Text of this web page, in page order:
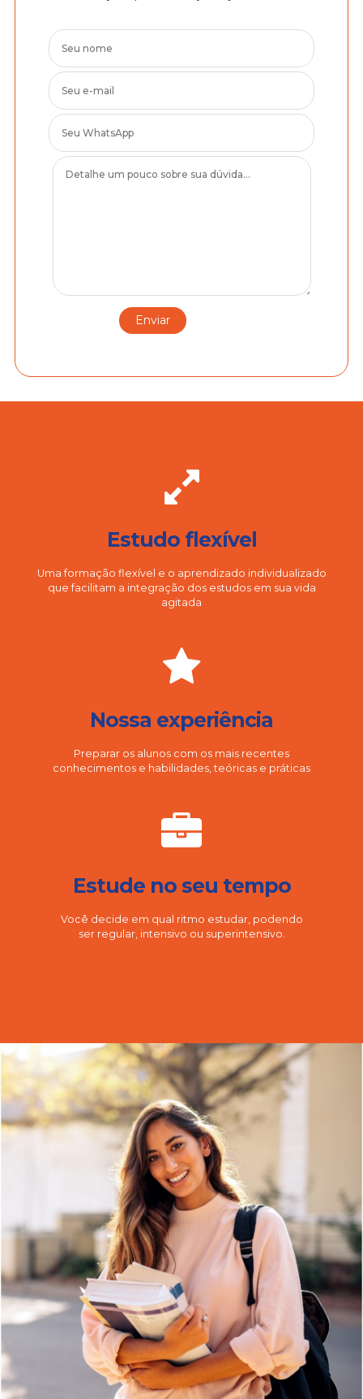
Estudo flexível
Uma formação flexível e o aprendizado individualizado
que facilitam a integração dos estudos em sua vida
agitada
Nossa experiência
Preparar os alunos com os mais recentes
conhecimentos e habilidades, teóricas e práticas
Estude no seu tempo
Você decide em qual ritmo estudar, podendo
ser regular, intensivo ou superintensivo.